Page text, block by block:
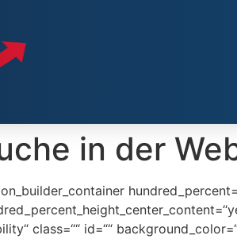
in der
class=““ id=““